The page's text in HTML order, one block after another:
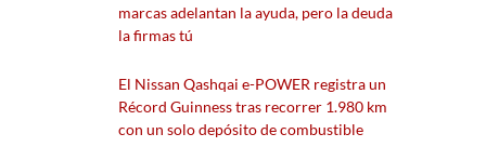
marcas adelantan la ayuda, pero la deuda
la firmas tú
El Nissan Qashqai e-POWER registra un
Récord Guinness tras recorrer 1.980 km
con un solo depósito de combustible